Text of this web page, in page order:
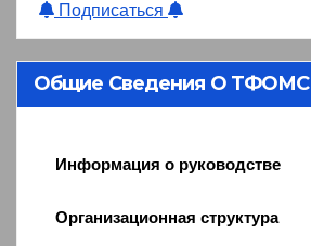
Подписаться
Общие Сведения О ТФОМС
Информация о руководстве
Организационная структура